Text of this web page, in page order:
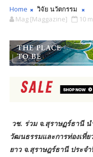
Home
วิจัย นวัตกรรม
Mag [Maggazine]
10
วช. ร่วม จ.สุราษฏร์ธานี
วัฒนธรรมและการท่องเที่
ยาว จ.สุราษฎร์ธานี ประจำ